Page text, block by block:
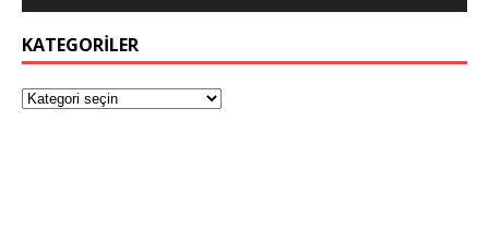
KATEGORILER